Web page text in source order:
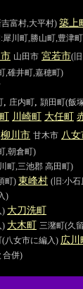
富村,大平村) 築上
犀川町,勝山町,豊津
市 山田市 宮若市(
,碓井町,嘉穂町)
庄内町 頴田町(飯
町 川崎町 大任町
柳川 市 甘木市 八女
,朝倉町)
町,三池郡 高田町)
町) 東峰村 (旧:小石
)
) 大刀洗町
) 大木町 三潴町(久
(八女市に編入) 広川
合併)